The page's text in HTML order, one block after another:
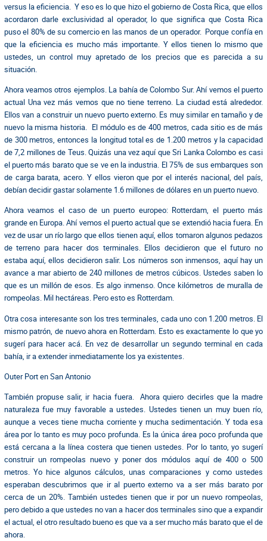
versus la eficiencia. Y eso es lo que hizo el gobierno de Costa Rica, que ellos
acordaron darle exclusividad al operador, lo que significa que Costa Rica
puso el 80% de su comercio en las manos de un operador. Porque confía en
que la eficiencia es mucho más importante. Y ellos tienen lo mismo que
ustedes, un control muy apretado de los precios que es parecida a su
situación.
Ahora veamos otros ejemplos. La bahía de Colombo Sur. Ahí vemos el puerto
actual Una vez más vemos que no tiene terreno. La ciudad está alrededor.
Ellos van a construir un nuevo puerto externo. Es muy similar en tamaño y de
nuevo la misma historia. El módulo es de 400 metros, cada sitio es de más
de 300 metros, entonces la longitud total es de 1.200 metros y la capacidad
de 7,2 millones de Teus. Quizás una vez aquí que Sri Lanka Colombo es casi
el puerto más barato que se ve en la industria. El 75% de sus embarques son
de carga barata, acero. Y ellos vieron que por el interés nacional, del país,
debían decidir gastar solamente 1.6 millones de dólares en un puerto nuevo.
Ahora veamos el caso de un puerto europeo: Rotterdam, el puerto más
grande en Europa. Ahí vemos el puerto actual que se extendió hacia fuera. En
vez de usar un río largo que ellos tienen aquí, ellos tomaron algunos pedazos
de terreno para hacer dos terminales. Ellos decidieron que el futuro no
estaba aquí, ellos decidieron salir. Los números son inmensos, aquí hay un
avance a mar abierto de 240 millones de metros cúbicos. Ustedes saben lo
que es un millón de esos. Es algo inmenso. Once kilómetros de muralla de
rompeolas. Mil hectáreas. Pero esto es Rotterdam.
Otra cosa interesante son los tres terminales, cada uno con 1.200 metros. El
mismo patrón, de nuevo ahora en Rotterdam. Esto es exactamente lo que yo
sugerí para hacer acá. En vez de desarrollar un segundo terminal en cada
bahía, ir a extender inmediatamente los ya existentes.
Outer Port en San Antonio
También propuse salir, ir hacia fuera. Ahora quiero decirles que la madre
naturaleza fue muy favorable a ustedes. Ustedes tienen un muy buen río,
aunque a veces tiene mucha corriente y mucha sedimentación. Y toda esa
área por lo tanto es muy poco profunda. Es la única área poco profunda que
está cercana a la línea costera que tienen ustedes. Por lo tanto, yo sugerí
construir un rompeolas nuevo y poner dos módulos aquí de 400 o 500
metros. Yo hice algunos cálculos, unas comparaciones y como ustedes
esperaban descubrimos que ir al puerto externo va a ser más barato por
cerca de un 20%. También ustedes tienen que ir por un nuevo rompeolas,
pero debido a que ustedes no van a hacer dos terminales sino que a expandir
el actual, el otro resultado bueno es que va a ser mucho más barato que el de
ahora.